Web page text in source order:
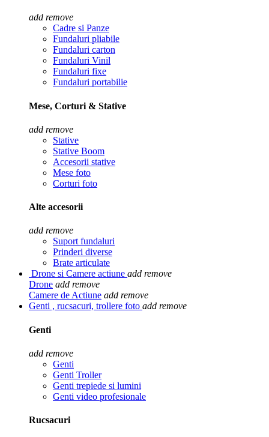
add remove
Cadre si Panze
Fundaluri pliabile
Fundaluri carton
Fundaluri Vinil
Fundaluri fixe
Fundaluri portabilie
Mese, Corturi & Stative
add remove
Stative
Stative Boom
Accesorii stative
Mese foto
Corturi foto
Alte accesorii
add remove
Suport fundaluri
Prinderi diverse
Brate articulate
Drone si Camere actiune add remove
Drone add remove
Camere de Actiune add remove
Genti , rucsacuri, trollere foto add remove
Genti
add remove
Genti
Genti Troller
Genti trepiede si lumini
Genti video profesionale
Rucsacuri